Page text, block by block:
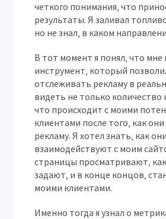
четкого понимания‚ что
результаты. Я заливал
но не знал‚ в каком
В тот момент я понял‚ что мне
инструмент‚ который
отслеживать рекламу в
видеть не только количество
что происходит с моими
клиентами после того‚ как
рекламу. Я хотел знать‚ как они
взаимодействуют с моим
страницы просматривают‚
задают‚ и в конце концов‚
моими клиентами.
Именно тогда я узнал о